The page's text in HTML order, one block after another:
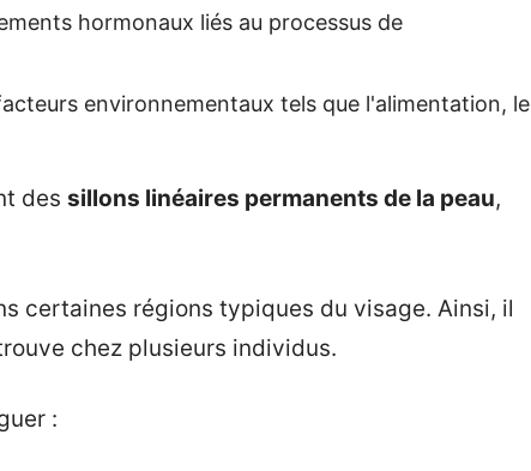
hormonaux liés au processus de
environnementaux tels que l'alimentation, le
des sillons linéaires permanents de la peau,
certaines régions typiques du visage. Ainsi, il
chez plusieurs individus.
: